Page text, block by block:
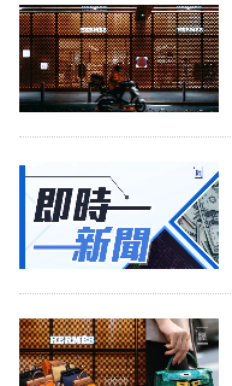
職
場
生
時
事
欄
訂